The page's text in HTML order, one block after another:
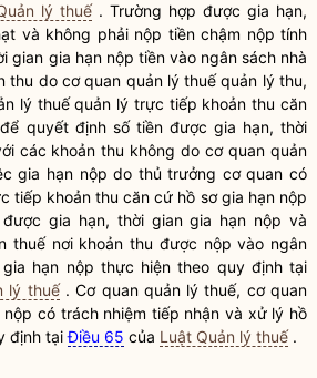
lý thuế. Trường hợp được gia hạn,
và không phải nộp tiền chậm nộp tính
gian gia hạnnộp tiền vào ngân sách nhà
thu do cơ quan quản lýthuếquản lý thu,
lý thuếquản lý trực tiếp khoản thu căn
quyết định số tiền được gia hạn, thời
các khoản thu không do cơ quan quản
gia hạn nộp do thủ trưởng cơ quan có
tiếp khoản thu căn cứ hồ sơgia hạnnộp
đượcgia hạn, thời giangia hạn nộp và
thuếnơi khoản thu được nộp vào ngân
gia hạn nộp thực hiện theo quy định tại
lý thuế. Cơ quan quản lýthuế, cơ quan
nộp có trách nhiệm tiếp nhận và xử lý hồ
định tạiĐiều 65 của Luật Quản lý thuế.